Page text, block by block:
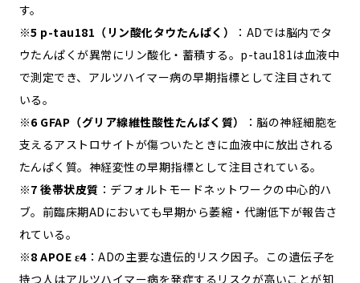
す。
※5 p-tau181（リン酸化タウたんぱく）
：ADでは脳内でタ
ウたんぱくが異常にリン酸化・蓄積する。p-tau181は血液中
で測定でき、アルツハイマー病の早期指標として注目されて
いる。
※6 GFAP（グリア線維性酸性たんぱく質）
：脳の神経細胞を
支えるアストロサイトが傷ついたときに血液中に放出される
たんぱく質。神経変性の早期指標として注目されている。
※7 後帯状皮質 ：デフォルトモードネットワークの中心的ハ
ブ。前臨床期ADにおいても早期から萎縮・代謝低下が報告さ
れている。
※8 APOE ε4：ADの主要な遺伝的リスク因子。この遺伝子を
持つ人はアルツハイマー病を発症するリスクが高いことが知